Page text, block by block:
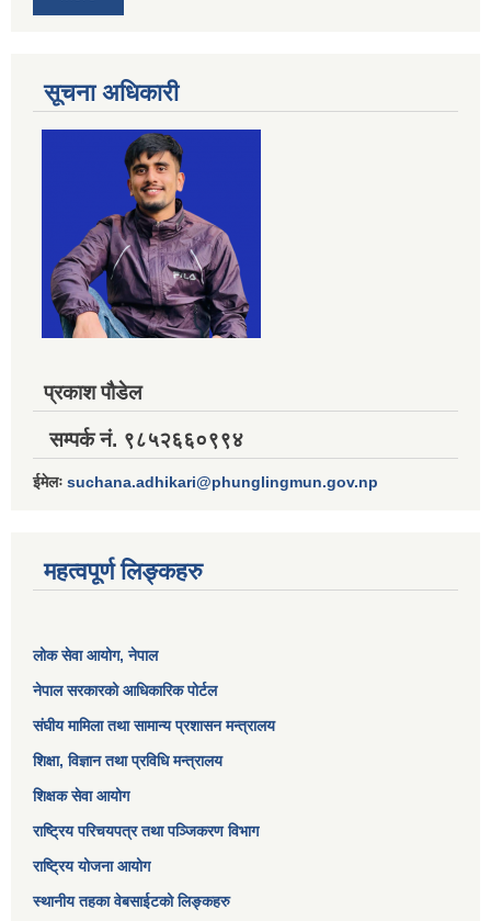
सूचना अधिकारी
प्रकाश पौडेल
सम्पर्क नं. ९८५२६६०९९४
ईमेलः suchana.adhikari@phunglingmun.gov.np
महत्वपूर्ण लिङ्कहरु
लोक सेवा आयोग, नेपाल
नेपाल सरकारको आधिकारिक पोर्टल
संघीय मामिला तथा सामान्य प्रशासन मन्त्रालय
शिक्षा, विज्ञान तथा प्रविधि मन्त्रालय
शिक्षक सेवा आयोग
राष्ट्रिय परिचयपत्र तथा पञ्जिकरण विभाग
राष्ट्रिय योजना आयोग
स्थानीय तहका वेबसाईटको लिङ्कहरु